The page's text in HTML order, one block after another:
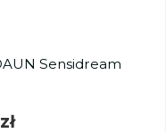
Sensidream